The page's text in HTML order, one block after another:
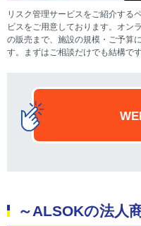
リスク管理サービスをご紹介する
ビスをご用意しております。オン
の販売まで、施設の規模・ご予算
す。まずはご相談だけでも結構で
～ALSOKの法人